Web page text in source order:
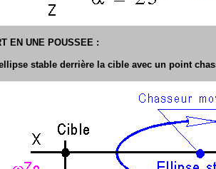
EN UNE POUSSEE :
stable derrière la cible avec un point